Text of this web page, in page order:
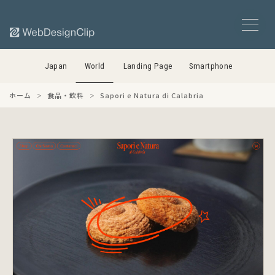
Japan World Landing Page Smartphone
ホーム 食品・飲料 Sapori e Natura di Calabria